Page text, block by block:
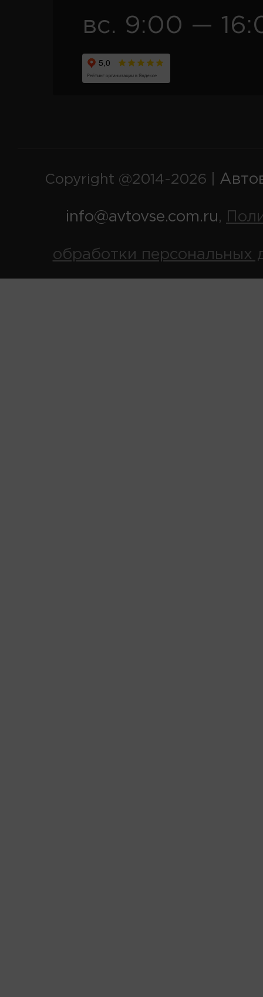
вс. 9:00 —
Copyright @2014-2026 |
info@avtovse.com.ru,
обработки персональных